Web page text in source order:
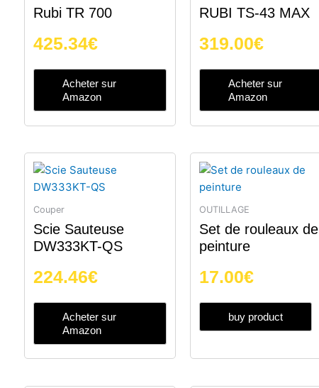
Rubi TR 700
425.34€
Acheter sur
Amazon
RUBI TS-43 MAX
319.00€
Acheter sur
Amazon
Couper
Scie Sauteuse
DW333KT-QS
224.46€
Acheter sur
Amazon
OUTILLAGE
Set de rouleaux de
peinture
17.00€
buy product